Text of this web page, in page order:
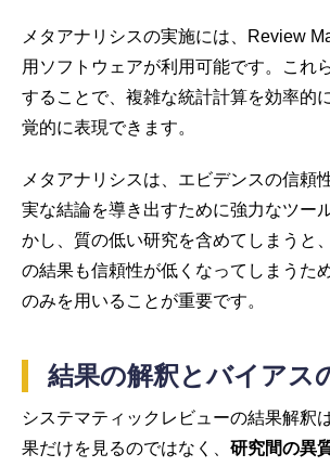
メタアナリシスの実施には、Review
用ソフトウェアが利用可能です。これ
することで、複雑な統計計算を効率的
覚的に表現できます。
メタアナリシスは、エビデンスの信頼
実な結論を導き出すために強力なツー
かし、質の低い研究を含めてしまうと
の結果も信頼性が低くなってしまうた
のみを用いることが重要です。
結果の解釈とバイアス
システマティックレビューの結果解釈
果だけを見るのではなく、 研究間の異